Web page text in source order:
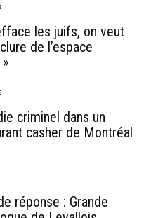
les juifs, on veut
de l’espace
criminel dans un
casher de Montréal
réponse : Grande